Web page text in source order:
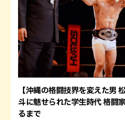
【沖縄の格闘技界を変えた男
斗に魅せられた学生時代 格闘
るまで